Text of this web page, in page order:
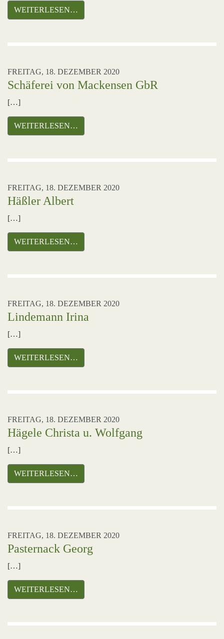
WEITERLESEN…
FREITAG, 18. DEZEMBER 2020
Schäferei von Mackensen GbR
[…]
WEITERLESEN…
FREITAG, 18. DEZEMBER 2020
Häßler Albert
[…]
WEITERLESEN…
FREITAG, 18. DEZEMBER 2020
Lindemann Irina
[…]
WEITERLESEN…
FREITAG, 18. DEZEMBER 2020
Hägele Christa u. Wolfgang
[…]
WEITERLESEN…
FREITAG, 18. DEZEMBER 2020
Pasternack Georg
[…]
WEITERLESEN…